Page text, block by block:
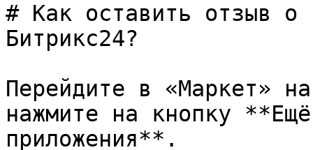
# Как оставить отзыв
Битрикс24?
Перейдите в «Маркет»
нажмите на кнопку
приложения**.